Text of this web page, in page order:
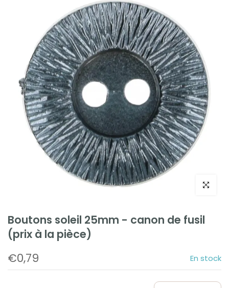
Cliquez
Boutons soleil 25mm - canon de fusil
(prix à la pièce)
€0,79 En stock